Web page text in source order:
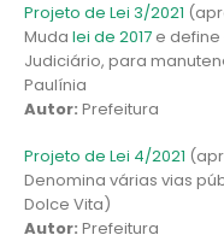
Projeto de Lei 3/2021
Muda lei de 2017 e
Judiciário, para
Paulínia
Autor: Prefeitura
Projeto de Lei 4/2021
Denomina várias vias
Dolce Vita)
Autor: Prefeitura